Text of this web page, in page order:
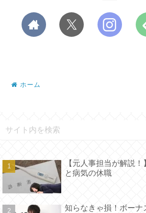
ホーム
【元人事担当が解説
と病気の休職
知らなきゃ損！ボーナ